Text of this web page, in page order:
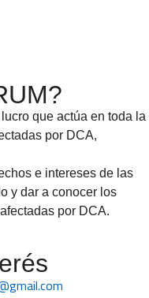
que actúa en toda la
por DCA,
e intereses de las
y dar a conocer los
por DCA.